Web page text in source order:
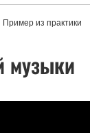
Пример из практики
музыки